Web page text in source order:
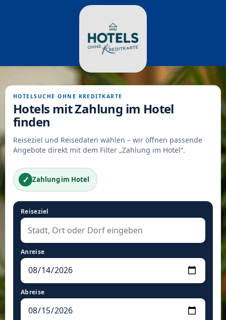
HOTELSUCHE OHNE KREDITKARTE
Hotels mit Zahlung im Hotel
finden
Reiseziel und Reisedaten wählen – wir öffnen passende
Angebote direkt mit dem Filter „Zahlung im Hotel“.
✓ Zahlung im Hotel
Reiseziel
Anreise
Abreise